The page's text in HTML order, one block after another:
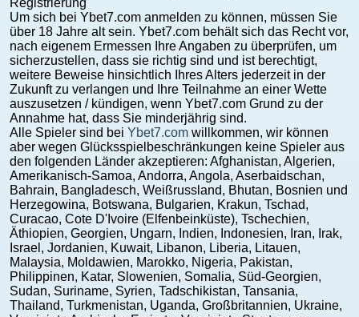
Registrierung
Um sich bei Ybet7.com anmelden zu können, müssen Sie
über 18 Jahre alt sein. Ybet7.com behält sich das Recht vor,
nach eigenem Ermessen Ihre Angaben zu überprüfen, um
sicherzustellen, dass sie richtig sind und ist berechtigt,
weitere Beweise hinsichtlich Ihres Alters jederzeit in der
Zukunft zu verlangen und Ihre Teilnahme an einer Wette
auszusetzen / kündigen, wenn Ybet7.com Grund zu der
Annahme hat, dass Sie minderjährig sind.
Alle Spieler sind bei Ybet7.com willkommen, wir können
aber wegen Glücksspielbeschränkungen keine Spieler aus
den folgenden Länder akzeptieren: Afghanistan, Algerien,
Amerikanisch-Samoa, Andorra, Angola, Aserbaidschan,
Bahrain, Bangladesch, Weißrussland, Bhutan, Bosnien und
Herzegowina, Botswana, Bulgarien, Krakun, Tschad,
Curacao, Cote D'Ivoire (Elfenbeinküste), Tschechien,
Äthiopien, Georgien, Ungarn, Indien, Indonesien, Iran, Irak,
Israel, Jordanien, Kuwait, Libanon, Liberia, Litauen,
Malaysia, Moldawien, Marokko, Nigeria, Pakistan,
Philippinen, Katar, Slowenien, Somalia, Süd-Georgien,
Sudan, Suriname, Syrien, Tadschikistan, Tansania,
Thailand, Turkmenistan, Uganda, Großbritannien, Ukraine,